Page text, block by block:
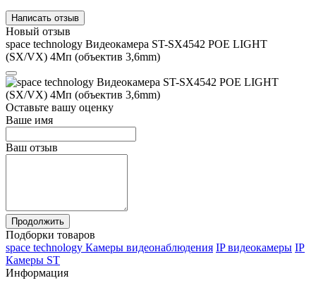
Написать отзыв
Новый отзыв
space technology Видеокамера ST-SX4542 POE LIGHT
(SX/VX) 4Мп (объектив 3,6mm)
Оставьте вашу оценку
Ваше имя
Ваш отзыв
Продолжить
Подборки товаров
space technology Камеры видеонаблюдения IP видеокамеры IP
Камеры ST
Информация